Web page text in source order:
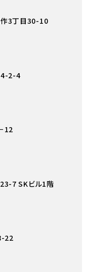
作3丁目30-10
4-2-4
12
7 SKビル1階
22